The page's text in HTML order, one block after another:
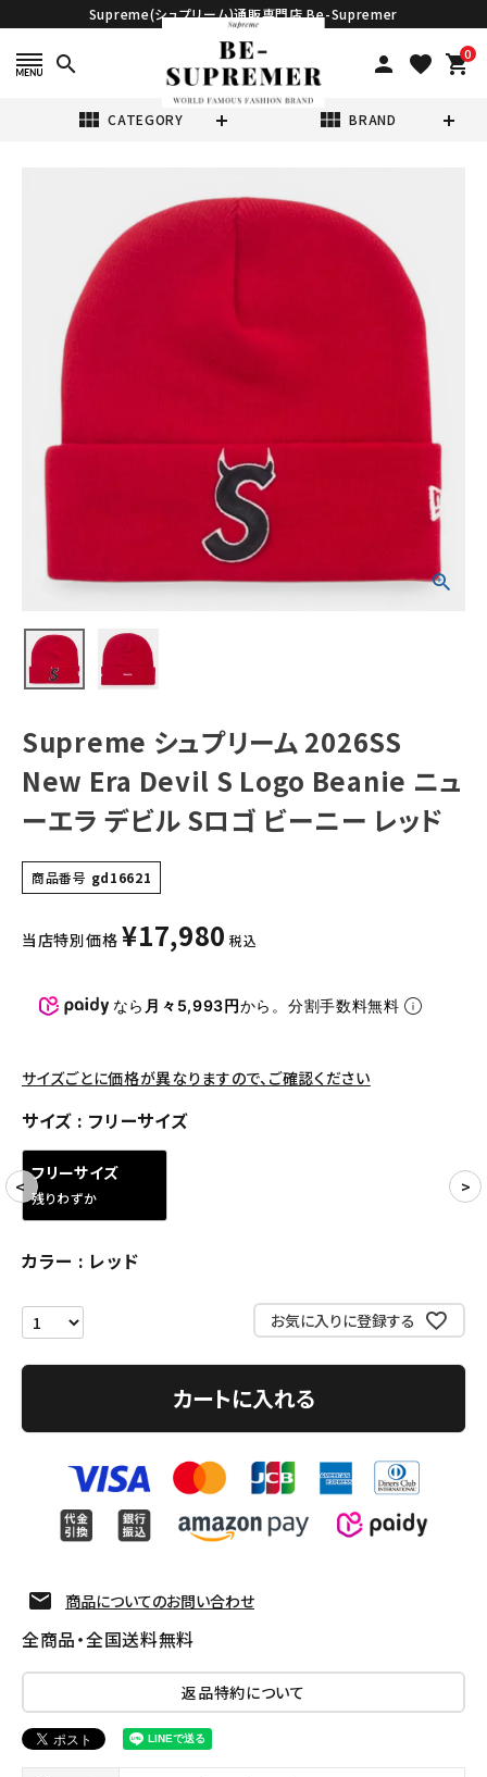
Supreme(シュプリーム)通販専門店 Be-Supremer
search person favorite 0
shopping_cart
view_module CATEGORY view_module BRAND
リーム 2026SS
New Era Devil
Sロゴ ビーニー
レッド
¥17,980
NEW ITEMS
CATEGORY
Tシャツ・ロングスリーブ
パーカー・トレーナー
キャップ・ハット
ニット帽・ビーニー
その他バッグ類
スニーカー・ブーツ
COLLABORATION BRAND
SEASON
CONTENTS
ようこそ ゲスト 様
meeting_room ログイン
Follow us
Supreme シュプリーム 2026SS
New Era Devil S Logo Beanie ニュ
ーエラ デビル Sロゴ ビーニー レッド
商品番号 gd16621
当店特別価格 ¥17,980 税込
なら 月々5,993円から。分割手数料無料
サイズごとに価格が異なりますので、ご確認ください
サイズ フリーサイズ
フリーサイズ
残りわずか
カラー レッド
お気に入りに登録する
カートに入れる
商品についてのお問い合わせ
全商品・全国送料無料
返品特約について